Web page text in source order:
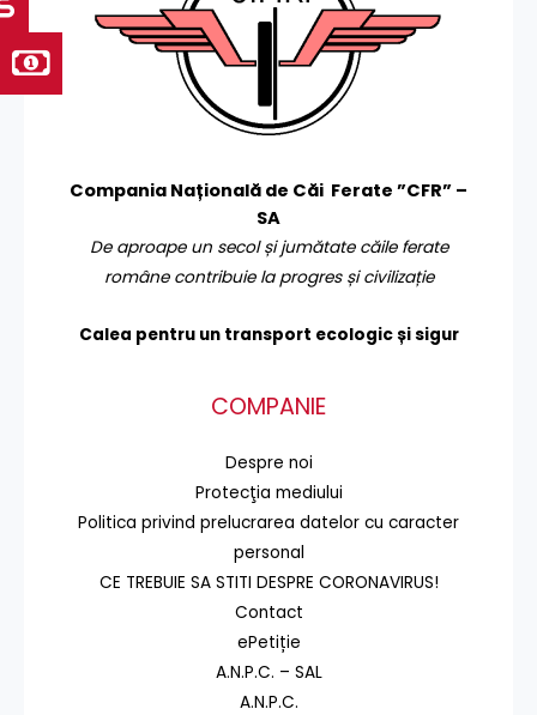
Compania Națională de Căi Ferate ”CFR” –
SA
De aproape un secol și jumătate căile ferate
române contribuie la progres și civilizație
Calea pentru un transport ecologic și sigur
COMPANIE
Despre noi
Protecţia mediului
Politica privind prelucrarea datelor cu caracter
personal
CE TREBUIE SA STITI DESPRE CORONAVIRUS!
Contact
ePetiție
A.N.P.C. – SAL
A.N.P.C.